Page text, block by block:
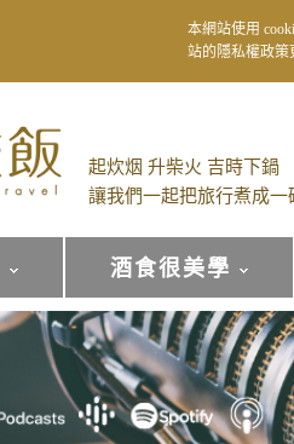
起炊烟 升柴火 吉時下鍋
讓我們一起把旅行煮成一
酒食很美學
本網站使用
站的隱私權政策